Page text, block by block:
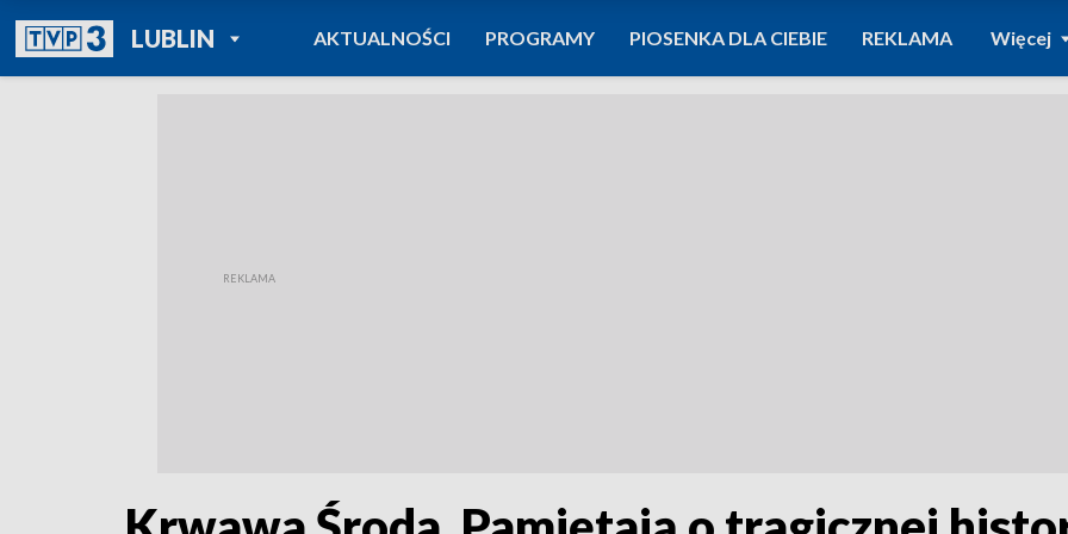
LUBLINPOWRÓT DO
TVP REGIONY
AKTUALNOŚCI PROGRAMY PIOSENKA DLA CIEBIE REKLAMA Więcej